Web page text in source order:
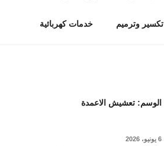
تكسير وترميم خدمات كهربائية
الوسم: تعشيش الاعمدة
نُشر
6 يونيو، 2026